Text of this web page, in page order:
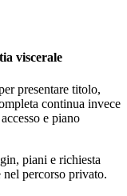
viscerale
presentare titolo,
continua invece
e piano
piani e richiesta
nel percorso privato.